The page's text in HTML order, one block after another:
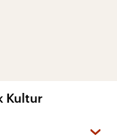
Kultur